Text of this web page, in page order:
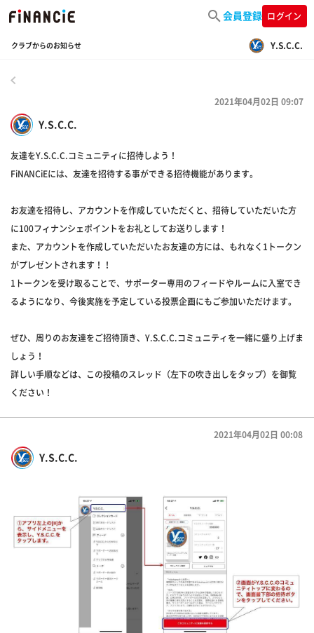
会員登録 ログイン
クラブからのお知らせ Y.S.C.C.
Y.S.C.C.
2021年04月02日 09:07
友達をY.S.C.C.コミュニティに招待しよう！
FiNANCiEには、友達を招待する事ができる招待機能があります。
お友達を招待し、アカウントを作成していただくと、招待していただいた方
に100フィナンシェポイントをお礼としてお送りします！
また、アカウントを作成していただいたお友達の方には、もれなく1トークン
がプレゼントされます！！
1トークンを受け取ることで、サポーター専用のフィードやルームに入室でき
るようになり、今後実施を予定している投票企画にもご参加いただけます。
ぜひ、周りのお友達をご招待頂き、Y.S.C.C.コミュニティを一緒に盛り上げま
しょう！
詳しい手順などは、この投稿のスレッド（左下の吹き出しをタップ）を御覧
ください！
Y.S.C.C.
2021年04月02日 00:08